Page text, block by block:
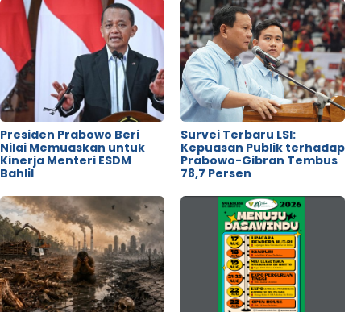
Presiden Prabowo Beri
Nilai Memuaskan untuk
Kinerja Menteri ESDM
Bahlil
Survei Terbaru LSI:
Kepuasan Publik terhadap
Prabowo-Gibran Tembus
78,7 Persen